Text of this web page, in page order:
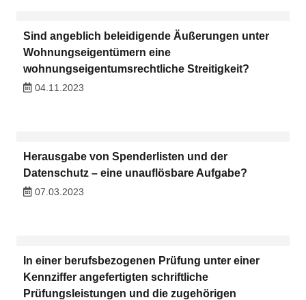
Sind angeblich beleidigende Äußerungen unter
Wohnungseigentümern eine
wohnungseigentumsrechtliche Streitigkeit?
04.11.2023
Herausgabe von Spenderlisten und der
Datenschutz – eine unauflösbare Aufgabe?
07.03.2023
In einer berufsbezogenen Prüfung unter einer
Kennziffer angefertigten schriftliche
Prüfungsleistungen und die zugehörigen